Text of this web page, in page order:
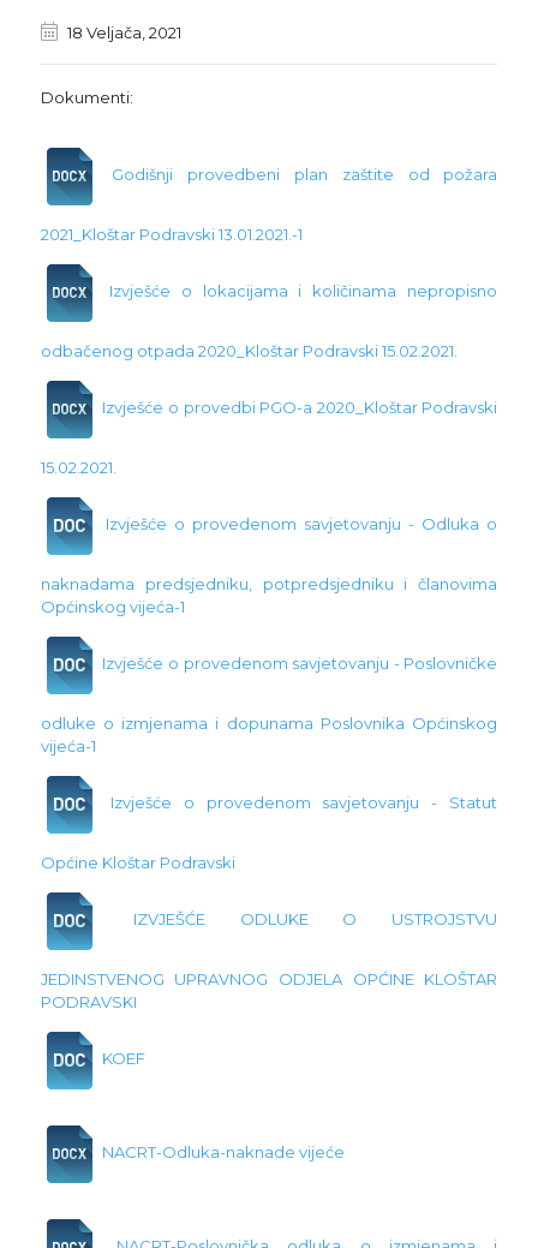
18 Veljača, 2021
Dokumenti:
Godišnji provedbeni plan zaštite od požara
2021_Kloštar Podravski 13.01.2021.-1
Izvješće o lokacijama i količinama nepropisno
odbačenog otpada 2020_Kloštar Podravski 15.02.2021.
Izvješće o provedbi PGO-a 2020_Kloštar Podravski
15.02.2021.
Izvješće o provedenom savjetovanju - Odluka o
naknadama predsjedniku, potpredsjedniku i članovima
Općinskog vijeća-1
Izvješće o provedenom savjetovanju - Poslovničke
odluke o izmjenama i dopunama Poslovnika Općinskog
vijeća-1
Izvješće o provedenom savjetovanju - Statut
Općine Kloštar Podravski
IZVJEŠĆE ODLUKE O USTROJSTVU
JEDINSTVENOG UPRAVNOG ODJELA OPĆINE KLOŠTAR
PODRAVSKI
KOEF
NACRT-Odluka-naknade vijeće